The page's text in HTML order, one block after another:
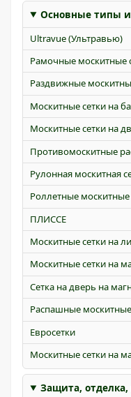
Основные типы
Ultravue (Ультравью)
Рамочные москитные
Раздвижные
Москитные сетки на
Москитные сетки на
Противомоскитные
Рулонная москитная
Роллетные москитные
ПЛИССЕ
Москитные сетки на
Москитные сетки на
Сетка на дверь на
Распашные москитные
Евросетки
Москитные сетки на
Защита, отделка,